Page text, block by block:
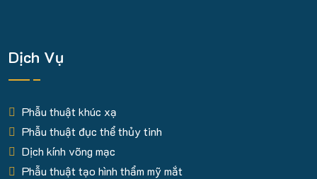
Dịch Vụ
Phẫu thuật khúc xạ
Phẫu thuật đục thể thủy tinh
Dịch kính võng mạc
Phẫu thuật tạo hình thẩm mỹ mắt